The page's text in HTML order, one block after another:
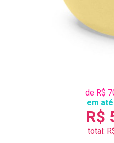
deR$
em
R$
total: